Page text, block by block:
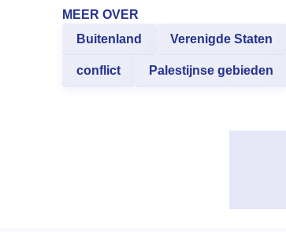
MEER OVER
Buitenland
Verenigde Staten
conflict Palestijnse gebieden